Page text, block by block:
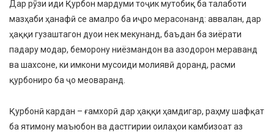
Дар рӯзи иди Қурбон мардуми тоҷик мутобиқ ба талаботи
мазҳаби ҳанафӣ се амалро ба иҷро мерасонанд: аввалан, дар
ҳаққи гузаштагон дуои нек мекунанд, баъдан ба зиёрати
падару модар, беморону ниёзмандон ва азодорон мераванд
ва шахсоне, ки имкони мусоиди молиявӣ доранд, расми
қурбониро ба ҷо меоваранд.
Қурбонӣ кардан – ғамхорӣ дар ҳаққи ҳамдигар, раҳму шафқат
ба ятимону маъюбон ва дастгирии оилаҳои камбизоат аз